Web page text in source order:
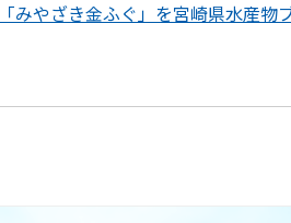
みやざき金ふぐ」を宮崎県水産物